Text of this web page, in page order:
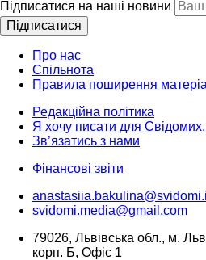
Підписатися на наші новини
Підписатися
Про нас
Спільнота
Правила поширення
Редакційна політика
Я хочу писати для
Зв’язатись з нами
Фінансові звіти
svidomi.media@gmail.com
79026, Львівська обл., м.
корп. Б, Офіс 1